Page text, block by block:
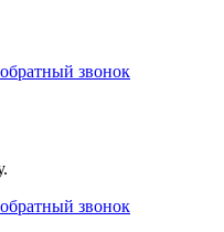
обратный звонок
обратный звонок